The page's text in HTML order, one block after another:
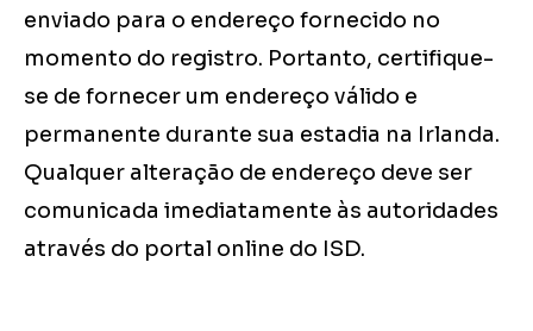
enviado para o endereço fornecido no
momento do registro. Portanto, certifique-
se de fornecer um endereço válido e
permanente durante sua estadia na Irlanda.
Qualquer alteração de endereço deve ser
comunicada imediatamente às autoridades
através do portal online do ISD.